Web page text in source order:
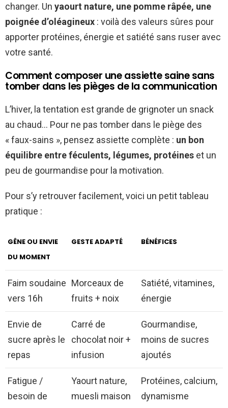
changer. Un yaourt nature, une pomme râpée, une
poignée d’oléagineux : voilà des valeurs sûres pour
apporter protéines, énergie et satiété sans ruser avec
votre santé.
Comment composer une assiette saine sans
tomber dans les pièges de la communication
L’hiver, la tentation est grande de grignoter un snack
au chaud… Pour ne pas tomber dans le piège des
« faux-sains », pensez assiette complète : un bon
équilibre entre féculents, légumes, protéines et un
peu de gourmandise pour la motivation.
Pour s’y retrouver facilement, voici un petit tableau
pratique :
GÊNE OU ENVIE
DU MOMENT
GESTE ADAPTÉ BÉNÉFICES
Faim soudaine
vers 16h
Morceaux de
fruits + noix
Satiété, vitamines,
énergie
Envie de
sucre après le
repas
Carré de
chocolat noir +
infusion
Gourmandise,
moins de sucres
ajoutés
Fatigue /
besoin de
Yaourt nature,
muesli maison
Protéines, calcium,
dynamisme